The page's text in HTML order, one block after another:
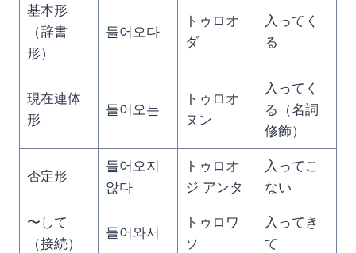
基本形
（辞書
形）
들어오다
トゥロオ
ダ
入ってく
る
現在連体
形
들어오는
トゥロオ
ヌン
入ってく
る（名詞
修飾）
否定形
들어오지
않다
トゥロオ
ジ アンタ
入ってこ
ない
〜して
（接続）
들어와서
トゥロワ
ソ
入ってき
て